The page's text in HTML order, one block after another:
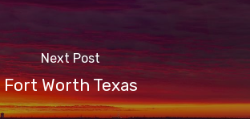
Next Post
Fort Worth Texas